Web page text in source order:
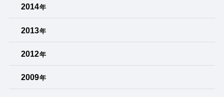
2014年
2013年
2012年
2009年